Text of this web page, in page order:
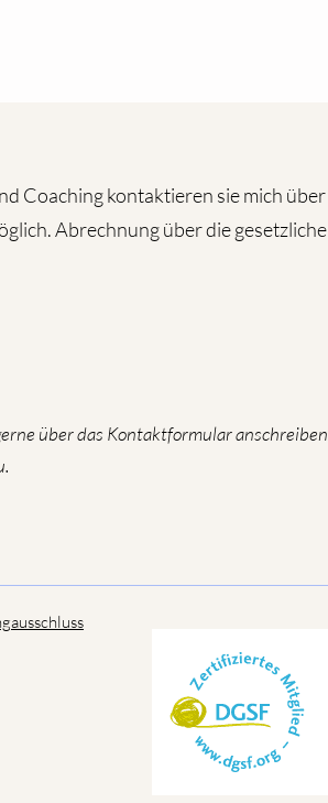
Coaching kontaktieren sie mich über
Abrechnung über die gesetzliche
über das Kontaktformular anschreiben,